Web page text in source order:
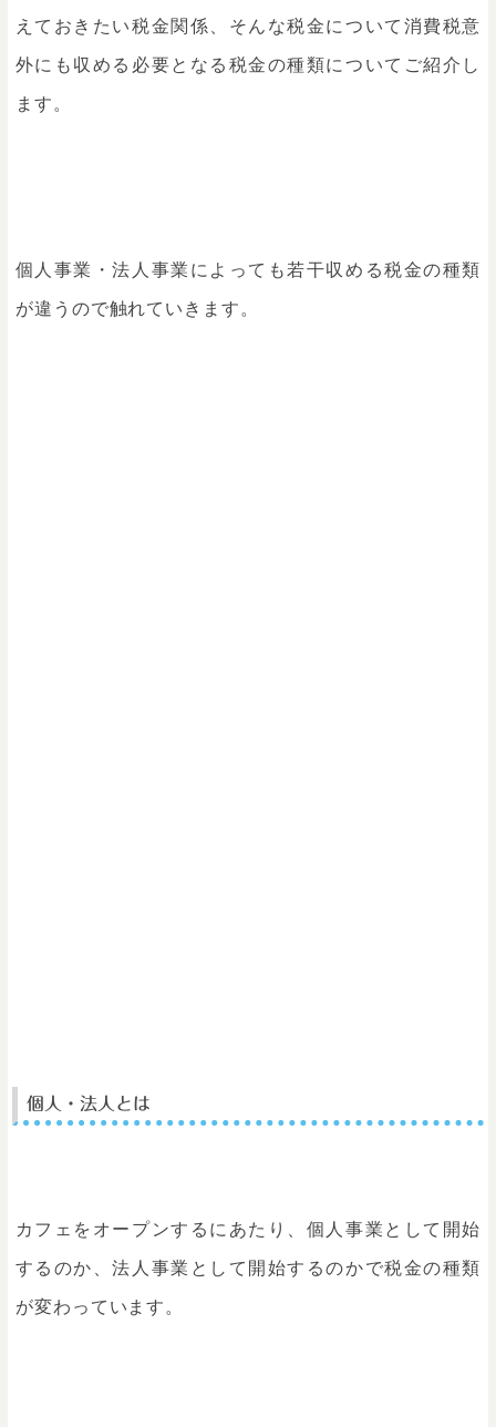
えておきたい税金関係、そんな税金について消費税意
外にも収める必要となる税金の種類についてご紹介し
ます。
個人事業・法人事業によっても若干収める税金の種類
が違うので触れていきます。
個人・法人とは
カフェをオープンするにあたり、個人事業として開始
するのか、法人事業として開始するのかで税金の種類
が変わっています。